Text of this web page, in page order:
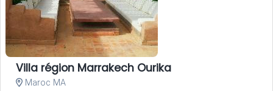
Villa région Marrakech Ourika
Maroc MA